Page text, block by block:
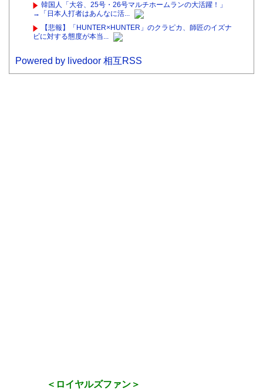
韓国人「大谷、25号・26号マルチホームランの大活躍！」
→「日本人打者はあんなに活...
【悲報】「HUNTER×HUNTER」のクラピカ、師匠のイズナ
ビに対する態度が本当...
Powered by livedoor 相互RSS
＜ロイヤルズファン＞